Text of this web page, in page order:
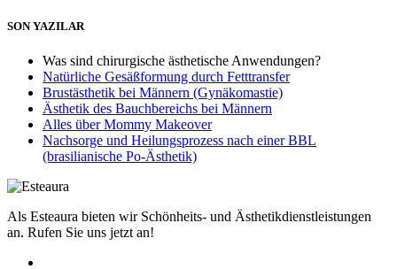
SON YAZILAR
Was sind chirurgische ästhetische Anwendungen?
Natürliche Gesäßformung durch Fetttransfer
Brustästhetik bei Männern (Gynäkomastie)
Ästhetik des Bauchbereichs bei Männern
Alles über Mommy Makeover
Nachsorge und Heilungsprozess nach einer BBL
(brasilianische Po-Ästhetik)
Als Esteaura bieten wir Schönheits- und Ästhetikdienstleistungen
an. Rufen Sie uns jetzt an!